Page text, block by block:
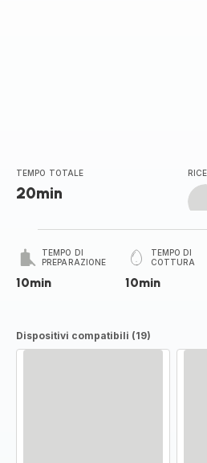
TEMPO TOTALE
20min
TEMPO DI
PREPARAZIONE
10min
TEMPO DI
COTTURA
10min
Dispositivi compatibili (19)